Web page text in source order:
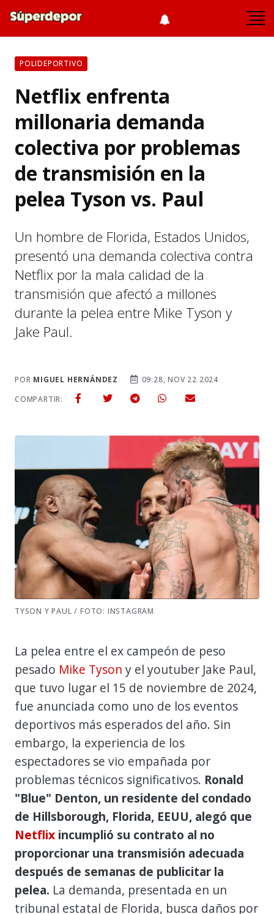
POLIDEPORTIVO
Netflix enfrenta
millonaria demanda
colectiva por problemas
de transmisión en la
pelea Tyson vs. Paul
Un hombre de Florida, Estados Unidos,
presentó una demanda colectiva contra
Netflix por la mala calidad de la
transmisión que afectó a millones
durante la pelea entre Mike Tyson y
Jake Paul.
POR MIGUEL HERNÁNDEZ
09:28, NOV 22 2024
COMPARTIR:
TYSON Y PAUL / FOTO: INSTAGRAM
La pelea entre el ex campeón de peso
pesado Mike Tyson y el youtuber Jake Paul,
que tuvo lugar el 15 de noviembre de 2024,
fue anunciada como uno de los eventos
deportivos más esperados del año. Sin
embargo, la experiencia de los
espectadores se vio empañada por
problemas técnicos significativos. Ronald
"Blue" Denton, un residente del condado
de Hillsborough, Florida, EEUU, alegó que
Netflix incumplió su contrato al no
proporcionar una transmisión adecuada
después de semanas de publicitar la
pelea. La demanda, presentada en un
tribunal estatal de Florida, busca daños por